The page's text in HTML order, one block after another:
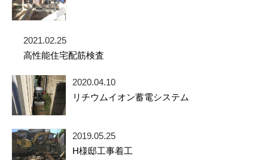
2021.02.25
高性能住宅配筋検査
2020.04.10
リチウムイオン蓄電システム
2019.05.25
H様邸工事着工